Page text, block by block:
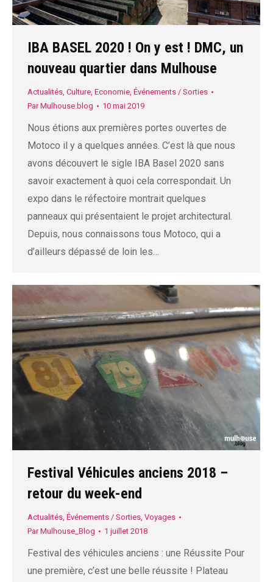
IBA BASEL 2020 ! On y est ! DMC, un
nouveau quartier dans Mulhouse
Actualités, Culture, Economie, Événements / Sorties
ParMulhouse.blog 10 mai 2019
Nous étions aux premières portes ouvertes de
Motoco il y a quelques années. C’est là que nous
avons découvert le sigle IBA Basel 2020 sans
savoir exactement à quoi cela correspondait. Un
expo dans le réfectoire montrait quelques
panneaux qui présentaient le projet architectural.
Depuis, nous connaissons tous Motoco, qui a
d’ailleurs dépassé de loin les…
Festival Véhicules anciens 2018 –
retour du week-end
Actualités, Événements / Sorties, Voyages
ParMulhouse_Blog 1 juillet 2018
Festival des véhicules anciens : une Réussite Pour
une première, c’est une belle réussite ! Plateau